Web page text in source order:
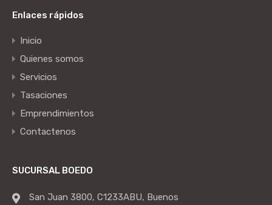
Enlaces rápidos
Inicio
Quienes somos
Servicios
Tasaciones
Emprendimientos
Contactenos
SUCURSAL BOEDO
San Juan 3800, C1233ABU, Buenos